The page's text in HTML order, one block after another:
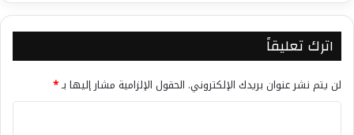
اترك تعليقاً
لن يتم نشر عنوان بريدك الإلكتروني. الحقول الإلزامية مشار إليها بـ*